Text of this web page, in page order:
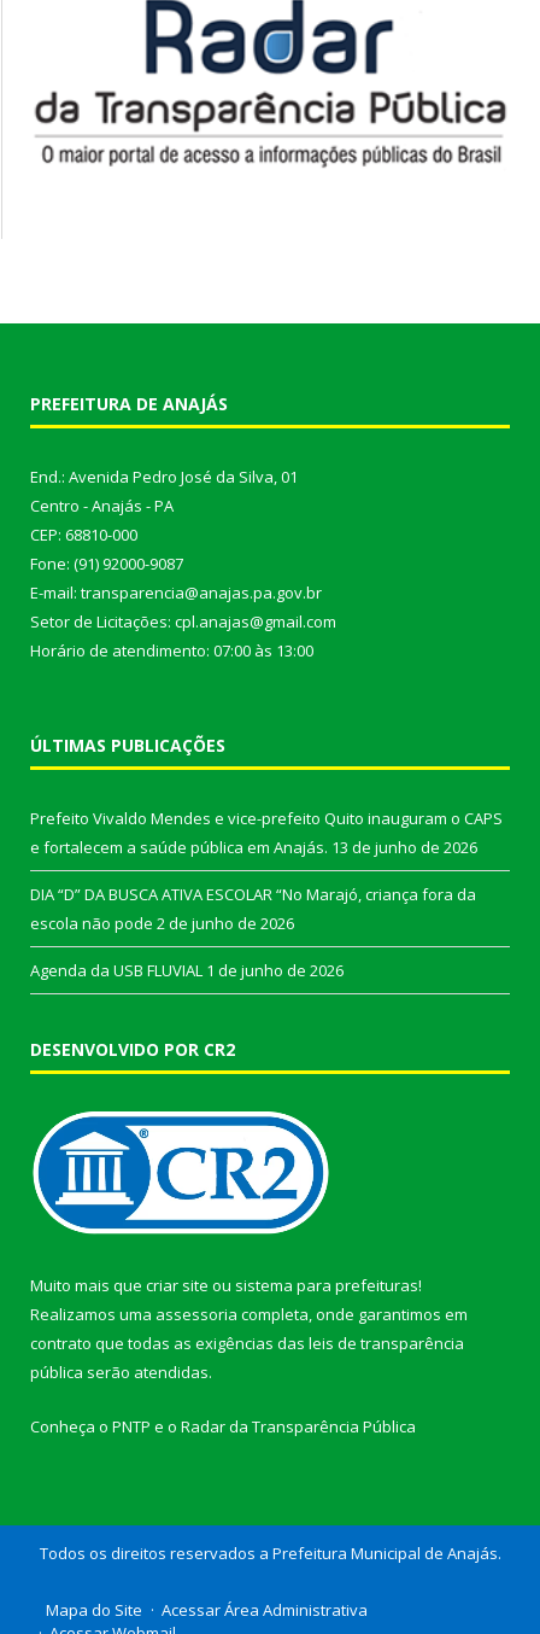
PREFEITURA DE ANAJÁS
End.: Avenida Pedro José da Silva, 01
Centro - Anajás - PA
CEP: 68810-000
Fone: (91) 92000-9087
E-mail: transparencia@anajas.pa.gov.br
Setor de Licitações: cpl.anajas@gmail.com
Horário de atendimento: 07:00 às 13:00
ÚLTIMAS PUBLICAÇÕES
Prefeito Vivaldo Mendes e vice-prefeito Quito inauguram o CAPS
e fortalecem a saúde pública em Anajás. 13 de junho de 2026
DIA “D” DA BUSCA ATIVA ESCOLAR “No Marajó, criança fora da
escola não pode 2 de junho de 2026
Agenda da USB FLUVIAL 1 de junho de 2026
DESENVOLVIDO POR CR2
Muito mais que criar site ou sistema para prefeituras!
Realizamos uma assessoria completa, onde garantimos em
contrato que todas as exigências das leis de transparência
pública serão atendidas.
Conheça o PNTP e o Radar da Transparência Pública
Todos os direitos reservados a Prefeitura Municipal de Anajás.
Mapa do Site
Acessar Área Administrativa